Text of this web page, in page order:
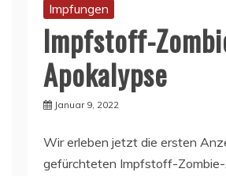
Impfungen
Impfstoff-
Apokalypse
Januar 9, 2022
Wir erleben jetzt die ersten
gefürchteten Impfstoff-